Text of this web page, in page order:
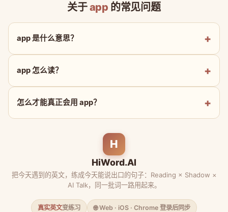
关于app 的常见问题
app 是什么意思？
app 怎么读？
怎么才能真正会用 app？
H
HiWord.AI
把今天遇到的英文，练成今天能说出口的句子：Reading × Shadow ×
AI Talk，同一批词一路用起来。
真实英文变练习 🌐 Web · iOS · Chrome 登录后同步